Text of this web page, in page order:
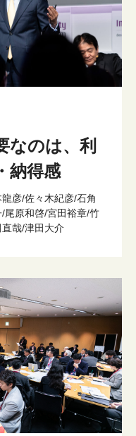
なのは、利
納得感
彦/佐々木紀彦/石角
尾原和啓/宮田裕章/竹
哉/津田大介